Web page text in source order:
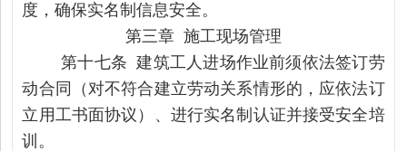
度，确保实名制信息安全。
第三章 施工现场管理
第十七条 建筑工人进场作业前须依法签订劳
动合同（对不符合建立劳动关系情形的，应依法订
立用工书面协议）、进行实名制认证并接受安全培
训。